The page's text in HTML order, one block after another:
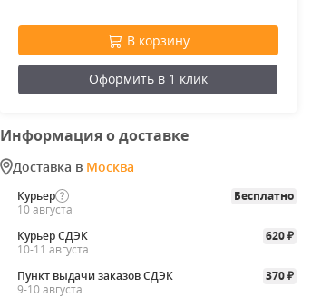
В корзину
Оформить в 1 клик
Информация о доставке
Доставка в Москва
Курьер
Бесплатно
10 августа
Курьер СДЭК
620 ₽
10-11 августа
Пункт выдачи заказов СДЭК
370 ₽
9-10 августа